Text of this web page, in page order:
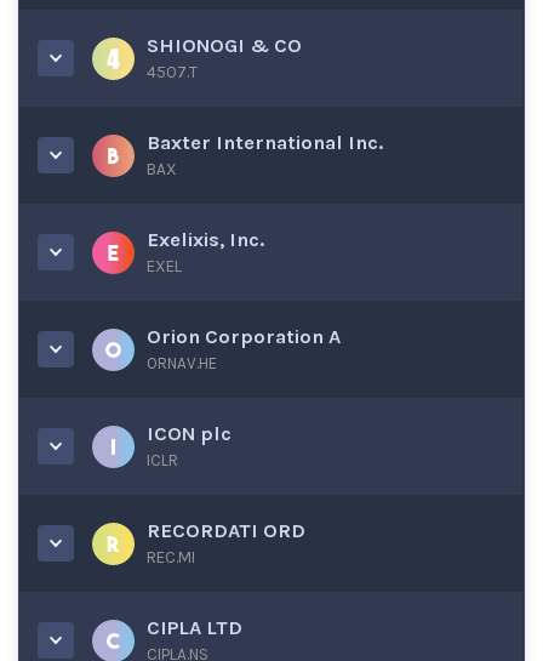
SHIONOGI & CO
4507.T
Baxter International Inc.
BAX
Exelixis, Inc.
EXEL
Orion Corporation A
ORNAV.HE
ICON plc
ICLR
RECORDATI ORD
REC.MI
CIPLA LTD
CIPLA.NS